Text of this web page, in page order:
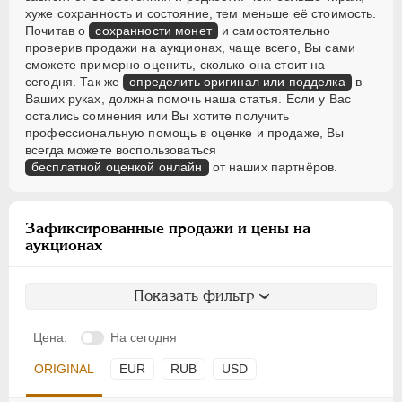
хуже сохранность и состояние, тем меньше её стоимость.
Почитав о сохранности монет и самостоятельно
проверив продажи на аукционах, чаще всего, Вы сами
сможете примерно оценить, сколько она стоит на
сегодня. Так же определить оригинал или подделка в
Ваших руках, должна помочь наша статья. Если у Вас
остались сомнения или Вы хотите получить
профессиональную помощь в оценке и продаже, Вы
всегда можете воспользоваться
бесплатной оценкой онлайн от наших партнёров.
Зафиксированные продажи и цены на
аукционах
Показать фильтр
Цена: На сегодня
ORIGINAL EUR RUB USD